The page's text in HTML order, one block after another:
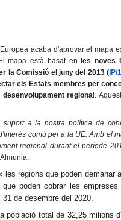
acaba d'aprovar el mapa
mapa està basat en
les noves
la Comissió el juny del 2013 (
els Estats membres per
regiona l.
a la nostra política de
comú per a la UE. Amb el
regional durant el període
les regions que poden
poden cobrar les
de desembre del 2020.
població total de 32,25 milions